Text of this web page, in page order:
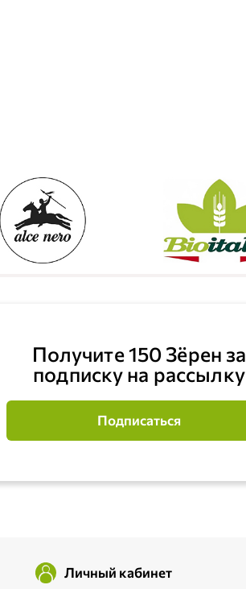
Получите 150 Зёрен за
подписку на рассылку
Подписаться
Личный кабинет